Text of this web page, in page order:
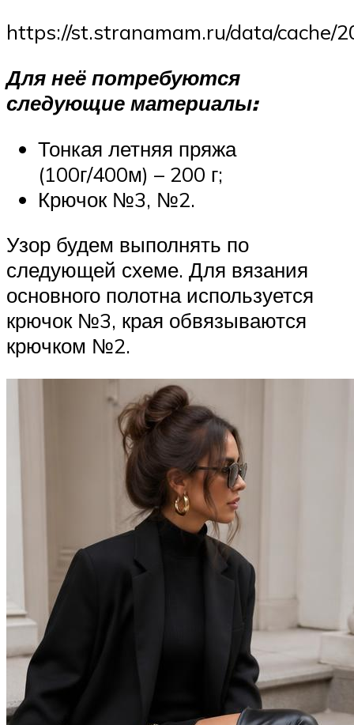
https://st.stranamam.ru/data/cache/
Для неё потребуются
следующие материалы:
Тонкая летняя пряжа
(100г/400м) – 200 г;
Крючок №3, №2.
Узор будем выполнять по
следующей схеме. Для вязания
основного полотна используется
крючок №3, края обвязываются
крючком №2.